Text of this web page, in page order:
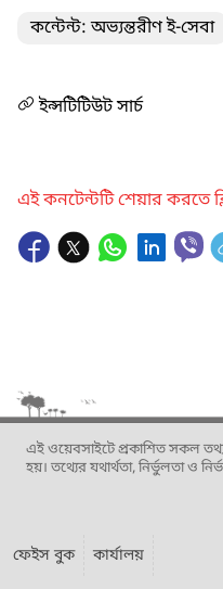
কন্টেন্ট: অভ্যন্তরীণ ই-সেবা
ইন্সটিটিউট সার্চ
এই কনটেন্টটি শেয়ার করতে
এই ওয়েবসাইটে প্রকাশিত সকল তথ্য
হয়। তথ্যের যথার্থতা, নির্ভুলতা ও
ফেইস বুক কার্যালয়